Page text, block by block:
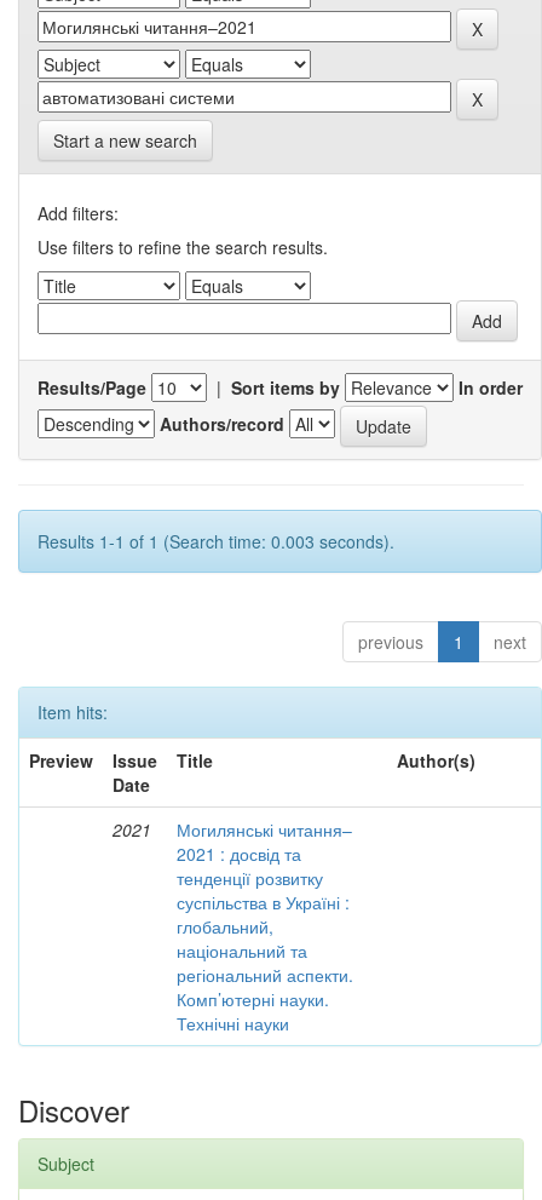
Start a new search
Add filters:
Use filters to refine the search results.
Results/Page | Sort items by
In order
Authors/record
Results 1-1 of 1 (Search time: 0.003 seconds).
previous 1 next
Item hits:
Preview
Issue
Date
Title Author(s)
2021
Могилянські читання–
2021 : досвід та
тенденції розвитку
суспільства в Україні :
глобальний,
національний та
регіональний аспекти.
Комп’ютерні науки.
Технічні науки
Discover
Subject